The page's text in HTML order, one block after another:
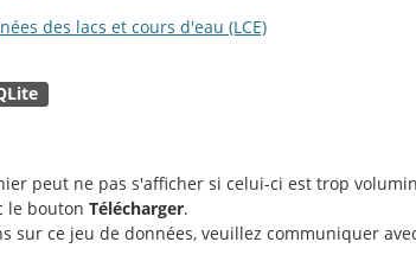
des lacs et cours d'eau (LCE)
peut ne pas s'afficher si celui-ci est trop
le bouton Télécharger.
sur ce jeu de données, veuillez communiquer